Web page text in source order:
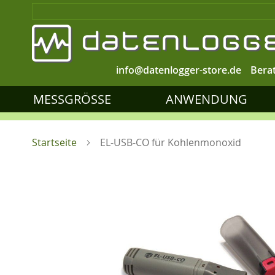
info@datenlogger-store.de
MESSGRÖSSE ANWENDUNG
Startseite EL-USB-CO für Kohlenmonoxid